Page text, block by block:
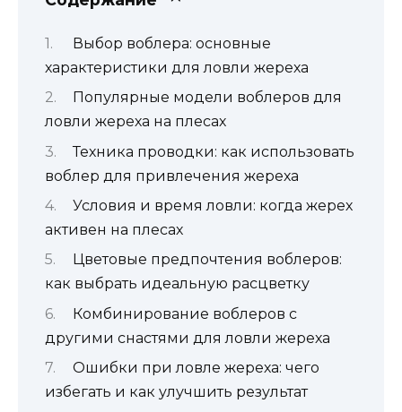
Выбор воблера: основные
характеристики для ловли жереха
Популярные модели воблеров для
ловли жереха на плесах
Техника проводки: как использовать
воблер для привлечения жереха
Условия и время ловли: когда жерех
активен на плесах
Цветовые предпочтения воблеров:
как выбрать идеальную расцветку
Комбинирование воблеров с
другими снастями для ловли жереха
Ошибки при ловле жереха: чего
избегать и как улучшить результат